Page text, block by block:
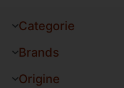
Categorie
Brands
Origine